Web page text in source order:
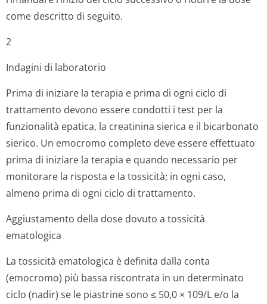
come descritto di seguito.
2
Indagini di laboratorio
Prima di iniziare la terapia e prima di ogni ciclo di
trattamento devono essere condotti i test per la
funzionalità epatica, la creatinina sierica e il bicarbonato
sierico. Un emocromo completo deve essere effettuato
prima di iniziare la terapia e quando necessario per
monitorare la risposta e la tossicità; in ogni caso,
almeno prima di ogni ciclo di trattamento.
Aggiustamento della dose dovuto a tossicità
ematologica
La tossicità ematologica è definita dalla conta
(emocromo) più bassa riscontrata in un determinato
ciclo (nadir) se le piastrine sono ≤ 50,0 × 109/L e/o la